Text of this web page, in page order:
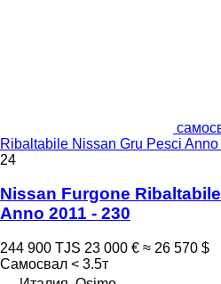
Ribaltabile Nissan Gru Pesci
24
Nissan Furgone
Anno 2011 - 230
244 900 TJS 23 000 € ≈ 26 570 $
Самосвал < 3.5т